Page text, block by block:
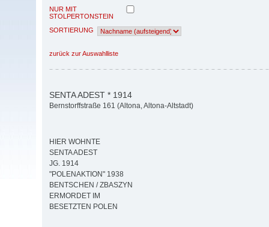
NUR MIT
STOLPERTONSTEIN
SORTIERUNG
zurück zur Auswahlliste
SENTA ADEST * 1914
Bernstorffstraße 161 (Altona, Altona-Altstadt)
HIER WOHNTE
SENTA ADEST
JG. 1914
"POLENAKTION" 1938
BENTSCHEN / ZBASZYN
ERMORDET IM
BESETZTEN POLEN